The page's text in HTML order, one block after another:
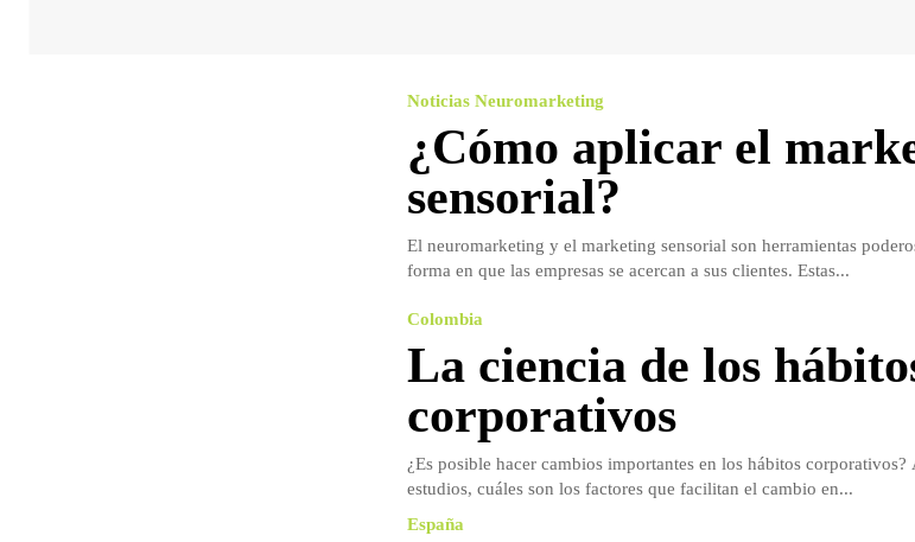
Noticias Neuromarketing
¿Cómo aplicar el
sensorial?
El neuromarketing y el marketing sensorial son herramientas
forma en que las empresas se acercan a sus clientes. Estas...
Colombia
La ciencia de los
corporativos
¿Es posible hacer cambios importantes en los hábitos corporativos?
estudios, cuáles son los factores que facilitan el cambio en...
España